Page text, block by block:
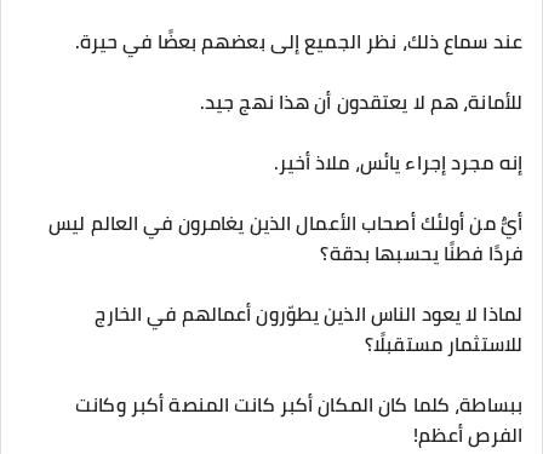
عند سماع ذلك، نظر الجميع إلى بعضهم بعضًا في حيرة.
للأمانة، هم لا يعتقدون أن هذا نهج جيد.
إنه مجرد إجراء يائس، ملاذ أخير.
أيٌّ من أولئك أصحاب الأعمال الذين يغامرون في العالم ليس
فردًا فطنًا يحسبها بدقة؟
لماذا لا يعود الناس الذين يطوّرون أعمالهم في الخارج
للاستثمار مستقبلًا؟
ببساطة، كلما كان المكان أكبر كانت المنصة أكبر وكانت
الفرص أعظم!